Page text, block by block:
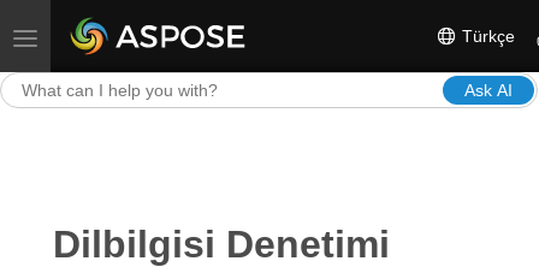
Toggle navigation Türkçe
Ask AI
Dilbilgisi Denetimi